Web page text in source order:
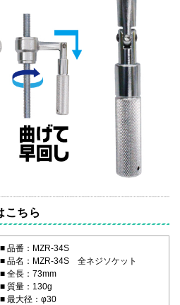
こちら
品番：MZR-34S
品名：MZR-34S 全ネジソケット
全長：73mm
質量：130g
最大径：φ30